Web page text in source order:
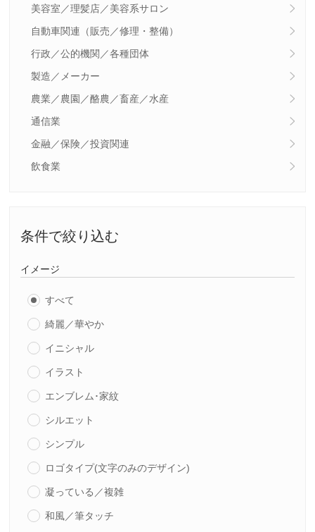
美容室／理髪店／美容系サロン
自動車関連（販売／修理・整備）
行政／公的機関／各種団体
製造／メーカー
農業／農園／酪農／畜産／水産
通信業
金融／保険／投資関連
飲食業
条件で絞り込む
イメージ
すべて
綺麗／華やか
イニシャル
イラスト
エンブレム･家紋
シルエット
シンプル
ロゴタイプ(文字のみのデザイン)
凝っている／複雑
和風／筆タッチ